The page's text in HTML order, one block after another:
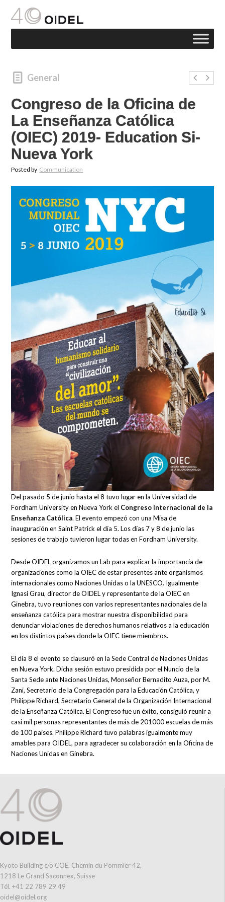
General
Congreso de la Oficina de
La Enseñanza Católica
(OIEC) 2019- Education Si-
Nueva York
Posted by Communication
Del pasado 5 de junio hasta el 8 tuvo lugar en la Universidad de
Fordham University en Nueva York el Congreso Internacional de la
Enseñanza Católica. El evento empezó con una Misa de
inauguración en Saint Patrick el día 5. Los días 7 y 8 de junio las
sesiones de trabajo tuvieron lugar todas en Fordham University.
Desde OIDEL organizamos un Lab para explicar la importancia de
organizaciones como la OIEC de estar presentes ante organismos
internacionales como Naciones Unidas o la UNESCO. Igualmente
Ignasi Grau, director de OIDEL y representante de la OIEC en
Ginebra, tuvo reuniones con varios representantes nacionales de la
enseñanza católica para mostrar nuestra disponibilidad para
denunciar violaciones de derechos humanos relativos a la educación
en los distintos países donde la OIEC tiene miembros.
El día 8 el evento se clausuró en la Sede Central de Naciones Unidas
en Nueva York. Dicha sesión estuvo presidida por el Nuncio de la
Santa Sede ante Naciones Unidas, Monseñor Bernadito Auza, por M.
Zani, Secretario de la Congregación para la Educación Católica, y
Philippe Richard, Secretario General de la Organización Internacional
de la Enseñanza Católica. El Congreso fue un éxito, consiguió reunir a
casi mil personas representantes de más de 201000 escuelas de más
de 100 países. Philippe Richard tuvo palabras igualmente muy
amables para OIDEL, para agradecer su colaboración en la Oficina de
Naciones Unidas en Ginebra.
Kyoto Building c/o COE, Chemin du Pommier 42,
1218 Le Grand Saconnex, Suisse
Tél. +41 22 789 29 49
oidel@oidel.org